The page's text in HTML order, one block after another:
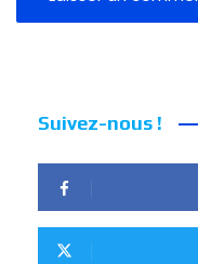
Suivez-nous !